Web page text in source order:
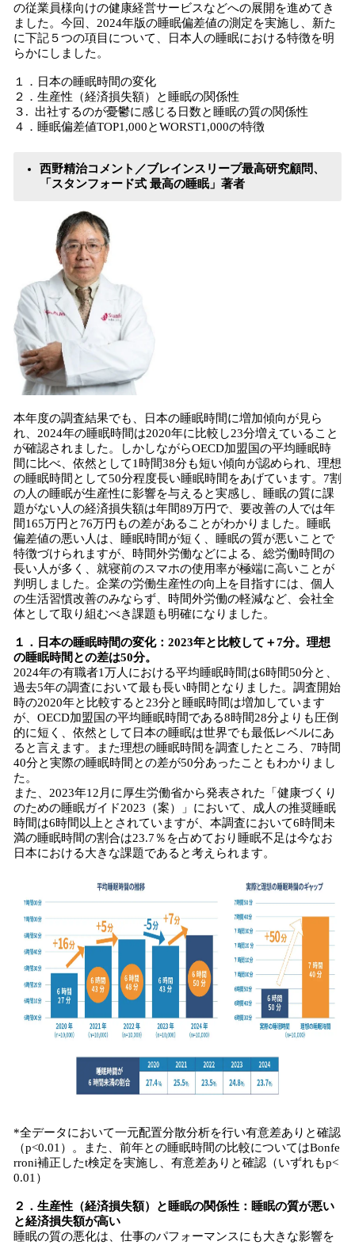
の従業員様向けの健康経営サービスなどへの展開を進めてき
ました。今回、2024年版の睡眠偏差値の測定を実施し、新た
に下記５つの項目について、日本人の睡眠における特徴を明
らかにしました。
１．日本の睡眠時間の変化
２．生産性（経済損失額）と睡眠の関係性
３. 出社するのが憂鬱に感じる日数と睡眠の質の関係性
４．睡眠偏差値TOP1,000とWORST1,000の特徴
西野精治コメント／ブレインスリープ最高研究顧問、
「スタンフォード式 最高の睡眠」著者
本年度の調査結果でも、日本の睡眠時間に増加傾向が見ら
れ、2024年の睡眠時間は2020年に比較し23分増えていること
が確認されました。しかしながらOECD加盟国の平均睡眠時
間に比べ、依然として1時間38分も短い傾向が認められ、理想
の睡眠時間として50分程度長い睡眠時間をあげています。7割
の人の睡眠が生産性に影響を与えると実感し、睡眠の質に課
題がない人の経済損失額は年間89万円で、要改善の人では年
間165万円と76万円もの差があることがわかりました。睡眠
偏差値の悪い人は、睡眠時間が短く、睡眠の質が悪いことで
特徴づけられますが、時間外労働などによる、総労働時間の
長い人が多く、就寝前のスマホの使用率が極端に高いことが
判明しました。企業の労働生産性の向上を目指すには、個人
の生活習慣改善のみならず、時間外労働の軽減など、会社全
体として取り組むべき課題も明確になりました。
１．日本の睡眠時間の変化：2023年と比較して＋7分。理想
の睡眠時間との差は50分。
2024年の有職者1万人における平均睡眠時間は6時間50分と、
過去5年の調査において最も長い時間となりました。調査開始
時の2020年と比較すると23分と睡眠時間は増加しています
が、OECD加盟国の平均睡眠時間である8時間28分よりも圧倒
的に短く、依然として日本の睡眠は世界でも最低レベルにあ
ると言えます。また理想の睡眠時間を調査したところ、7時間
40分と実際の睡眠時間との差が50分あったこともわかりまし
た。
また、2023年12月に厚生労働省から発表された「健康づくり
のための睡眠ガイド2023（案）」において、成人の推奨睡眠
時間は6時間以上とされていますが、本調査において6時間未
満の睡眠時間の割合は23.7％を占めており睡眠不足は今なお
日本における大きな課題であると考えられます。
*全データにおいて一元配置分散分析を行い有意差ありと確認
（p<0.01）。また、前年との睡眠時間の比較についてはBonfe
rroni補正したt検定を実施し、有意差ありと確認（いずれもp<
0.01）
２．生産性（経済損失額）と睡眠の関係性：睡眠の質が悪い
と経済損失額が高い
睡眠の質の悪化は、仕事のパフォーマンスにも大きな影響を